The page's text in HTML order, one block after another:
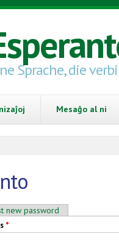
Sprache, die
Mesaĝo al ni
new password
*